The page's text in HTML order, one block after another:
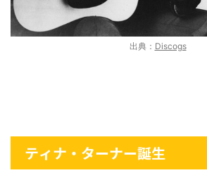
出典： Discogs
ティナ・ターナー誕生